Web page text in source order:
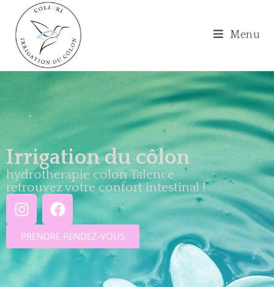
Menu
Irrigation du côlon
hydrotherapie colon Talence
retrouvez votre confort intestinal !
PRENDRE RENDEZ-VOUS